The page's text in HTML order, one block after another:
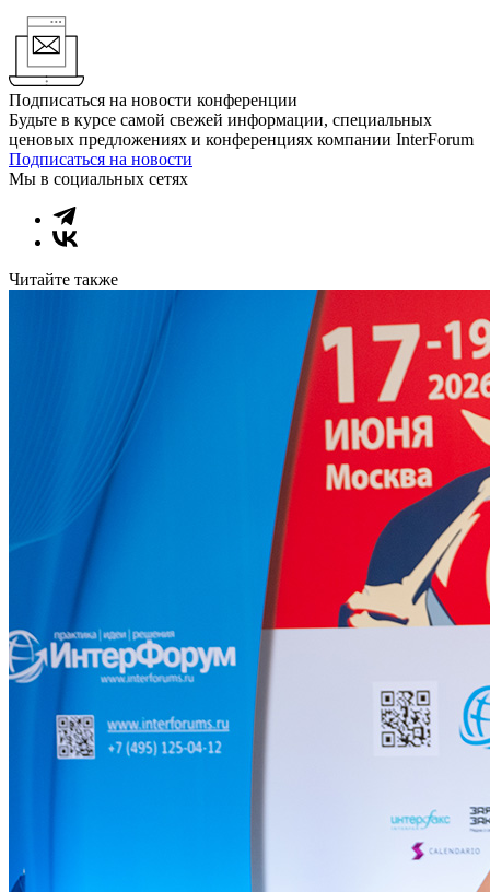
Подписаться на новости конференции
Будьте в курсе самой свежей информации, специальных
ценовых предложениях и конференциях компании InterForum
Подписаться на новости
Мы в социальных сетях
Читайте также